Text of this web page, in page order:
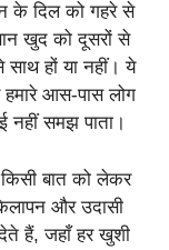
के दिल को गहरे से
खुद को दूसरों से
हों या नहीं। ये
हमारे आस-पास लोग
नहीं समझ पाता।
बात को लेकर
और उदासी
हैं, जहाँ हर खुशी